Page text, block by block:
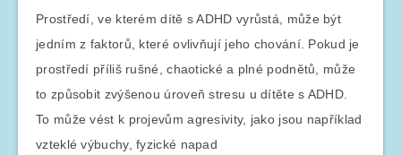
Prostředí, ve kterém dítě s ADHD vyrůstá, může být
jedním z faktorů, které ovlivňují jeho chování. Pokud je
prostředí příliš rušné, chaotické a plné podnětů, může
to způsobit zvýšenou úroveň stresu u dítěte s ADHD.
To může vést k projevům agresivity, jako jsou například
vzteklé výbuchy, fyzické napad